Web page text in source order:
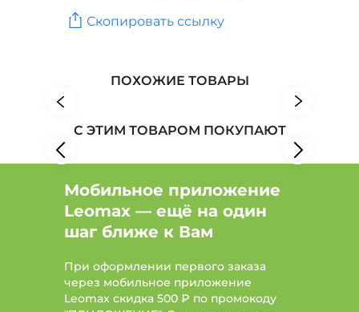
Платья, туники: Материал хлопок, Размер 58
Женская одежда: Бренд Алтекс
Скопировать ссылку
ПОХОЖИЕ ТОВАРЫ
С ЭТИМ ТОВАРОМ ПОКУПАЮТ
Мобильное приложение
Leomax — ещё на один
шаг ближе к Вам
При оформлении первого заказа
через мобильное приложение
Leomax скидка 500 ₽ по промокоду